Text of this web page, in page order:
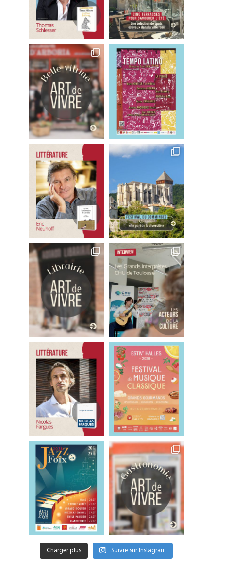
Michel Plasson retrouve
Toulouse pour un concert
exceptionnel
5 juillet 2026
Le retour triomphal
Michel Plasson à
5 juillet 2026
Charger plus Suivre sur Instagram